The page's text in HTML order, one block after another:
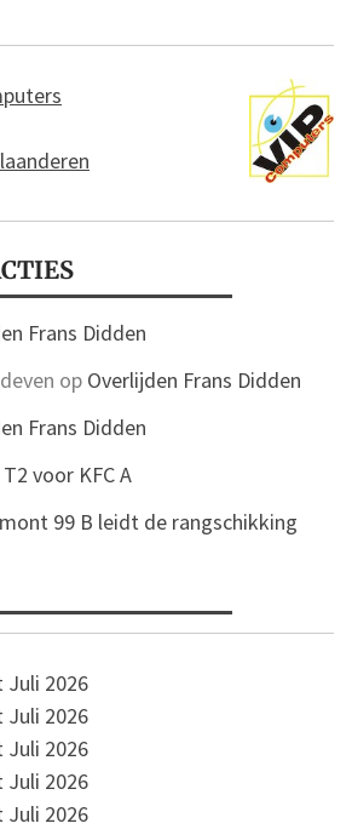
Frans Didden
op Overlijden Frans Didden
Frans Didden
voor KFC A
99 B leidt de rangschikking